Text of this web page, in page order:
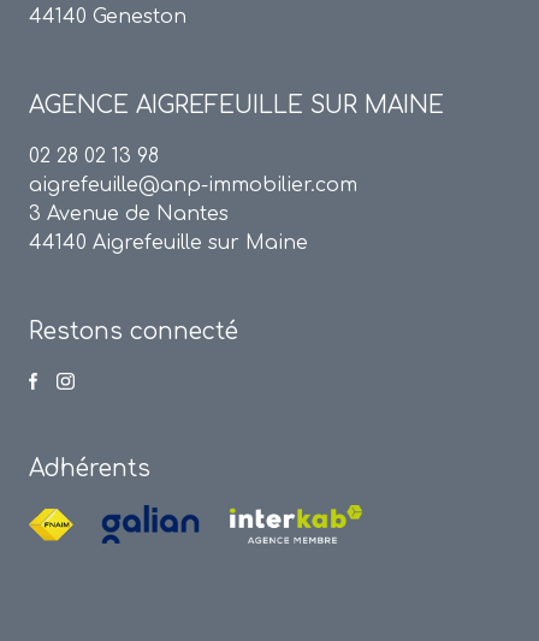
44140 Geneston
AGENCE AIGREFEUILLE SUR MAINE
02 28 02 13 98
aigrefeuille@anp-immobilier.com
3 Avenue de Nantes
44140 Aigrefeuille sur Maine
Restons connecté
Adhérents